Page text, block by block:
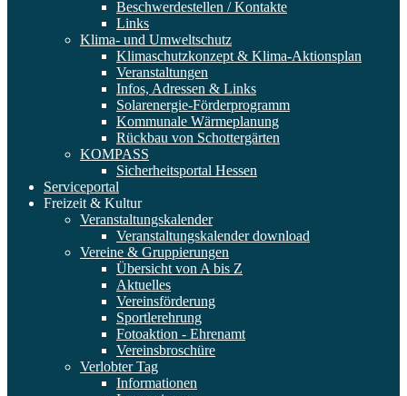
Beschwerdestellen / Kontakte
Links
Klima- und Umweltschutz
Klimaschutzkonzept & Klima-Aktionsplan
Veranstaltungen
Infos, Adressen & Links
Solarenergie-Förderprogramm
Kommunale Wärmeplanung
Rückbau von Schottergärten
KOMPASS
Sicherheitsportal Hessen
Serviceportal
Freizeit & Kultur
Veranstaltungskalender
Veranstaltungskalender download
Vereine & Gruppierungen
Übersicht von A bis Z
Aktuelles
Vereinsförderung
Sportlerehrung
Fotoaktion - Ehrenamt
Vereinsbroschüre
Verlobter Tag
Informationen